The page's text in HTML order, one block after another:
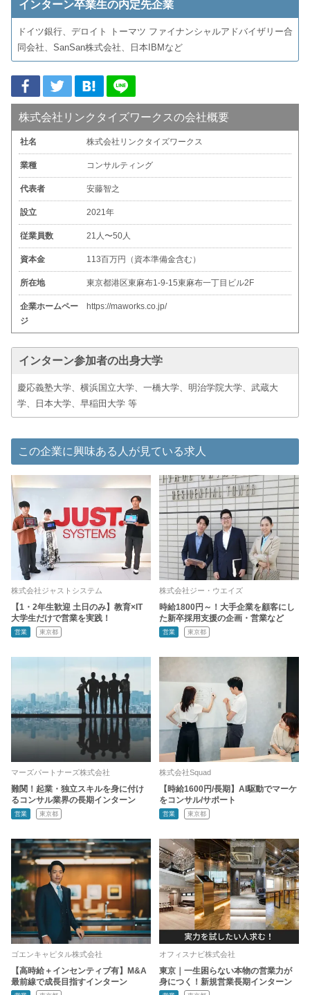
インターン卒業生の内定先企業
ドイツ銀行、デロイト トーマツ ファイナンシャルアドバイザリー合
同会社、SanSan株式会社、日本IBMなど
株式会社リンクタイズワークスの会社概要
社名 株式会社リンクタイズワークス
業種 コンサルティング
代表者 安藤智之
設立 2021年
従業員数 21人〜50人
資本金 113百万円（資本準備金含む）
所在地 東京都港区東麻布1-9-15東麻布一丁目ビル2F
企業ホームペー
ジ
https://maworks.co.jp/
インターン参加者の出身大学
慶応義塾大学、横浜国立大学、一橋大学、明治学院大学、武蔵大
学、日本大学、早稲田大学 等
この企業に興味ある人が見ている求人
株式会社ジャストシステム
【1・2年生歓迎 土日のみ】教育×IT
大学生だけで営業を実践！
営業 東京都
株式会社ジー・ウエイズ
時給1800円～！大手企業を顧客にし
た新卒採用支援の企画・営業など
営業 東京都
マーズパートナーズ株式会社
難関！起業・独立スキルを身に付け
るコンサル業界の長期インターン
営業 東京都
株式会社Squad
【時給1600円/長期】AI駆動でマーケ
をコンサル/サポート
営業 東京都
ゴエンキャピタル株式会社
【高時給＋インセンティブ有】M&A
最前線で成長目指すインターン
オフィスナビ株式会社
東京｜一生困らない本物の営業力が
身につく！新規営業長期インターン